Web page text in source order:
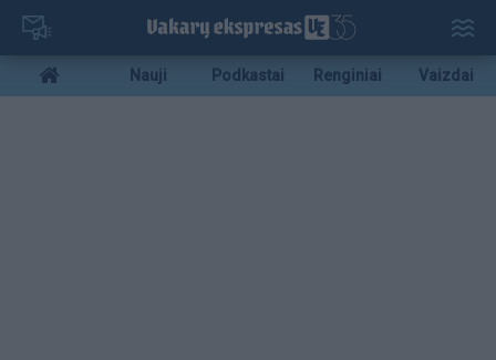
Pereiti
pagrindinį
turinį
Mobile
menu
Nauji Podkastai Renginiai Vaizdai